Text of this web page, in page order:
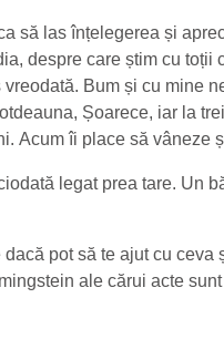
să las înțelegerea și
despre care știm cu toții
Bum și cu mine
Șoarece, iar la
Acum îi place să vâneze
legat prea tare. Un
pot să te ajut cu
ale cărui acte